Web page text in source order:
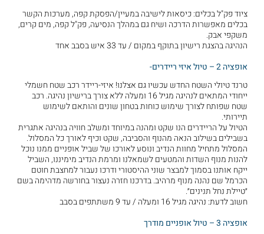
ציוד פק"ל בכלים: כיסאות לישיבה במעיין/הפסקת קפה, מערכות הקשר
בכלים מאפשרות הדרכה ושיח גם במהלך הנסיעה, פק"ל קפה, מים קרים,
משקפי אבק.
הנהיגה בהצגת רישיון בתוקף במקום / עד 33 איש בסבב אחד
אופציה 2 – טיול איזי ריידרים-
טרנד טיולי השטח החדש עכשיו גם אצלנו! איזי-ריידר רכב שטח חשמלי
ייחודי המתאים לנהיגה מגיל 16 ומעלה ללא צורך ברישיון נהיגה. רכב
שטח שפותח לצורך שימוש כוחות בטחון שונים והותאם לשימוש
תיירותי.
הטיול על הריידרים הנו שקט ומהנה במיוחד ומשלב חוויה בנהיגה אתגרית
בשבילים בשילוב הנאה מהנוף והסביבה, שקט וכיף לאורך כל המסלול.
המסלול מתחיל מחוות הנדיב ונוסע לאורכו של שביל אופניים ממנו נוכל
להנות מנוף השדות והמטעים לשמאלנו ומרמת הנדיב מימיננו, השביל
ייקח אותנו בסמוך למבצר שוני ההיסטורי ודרכו נעבור למחצבת חוטם
הכרמל שם נהנה מנוף מרהיב. בדרכנו חזרה נעצור בחורשה מדהימה בשם
״טיילת נחל תנינים״.
חשוב לדעת: נהיגה מגיל 16 ומעלה / עד 9 משתתפים בסבב
אופציה 3 – טיול אופניים מודרך